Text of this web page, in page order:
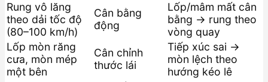
Rung vô lăng
theo dải tốc độ
(80–100 km/h)
Cân bằng
động
Lốp/mâm mất cân
bằng → rung theo
vòng quay
Lốp mòn răng
cưa, mòn mép
một bên
Cân chỉnh
thước lái
Tiếp xúc sai →
mòn lệch theo
hướng kéo lê